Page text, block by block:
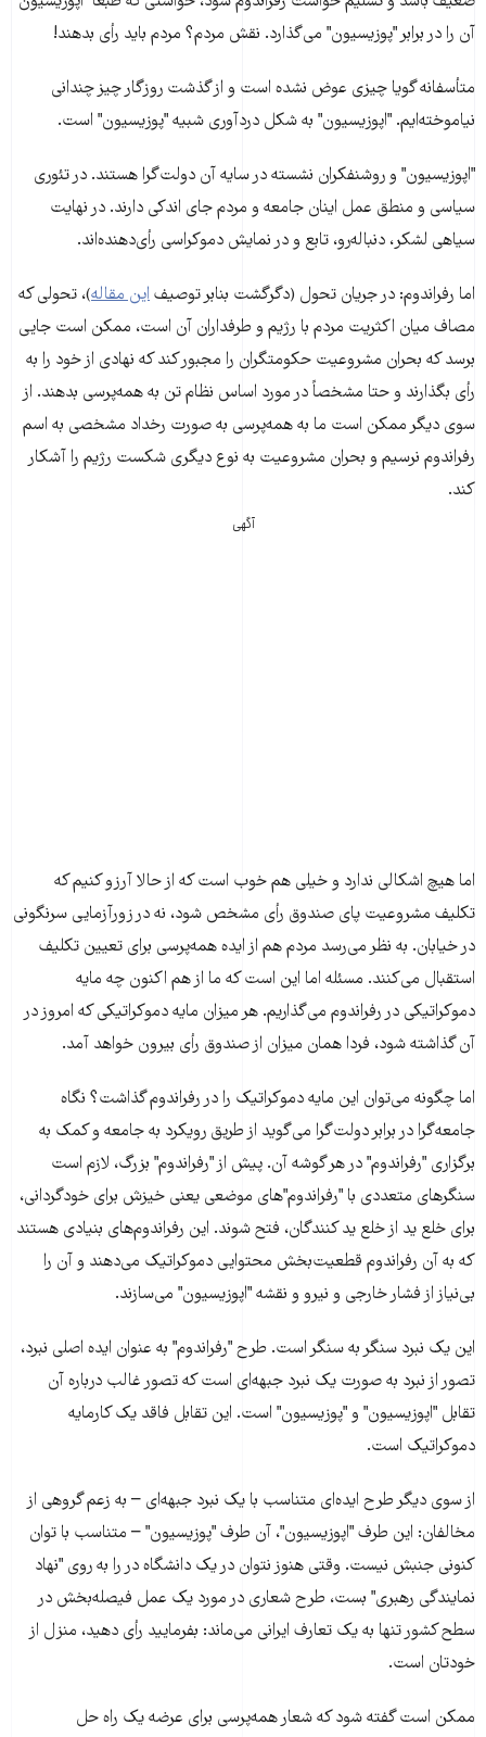
آن را در برابر "پوزیسیون" می‌گذارد. نقش مردم؟ مردم باید رأی بدهند!
متأسفانه گویا چیزی عوض نشده است و از گذشت روزگار چیز چندانی
نیاموخته‌ایم. "اپوزیسیون" به شکل دردآوری شبیه "پوزیسیون" است.
"اپوزیسیون" و روشنفکران نشسته در سایه آن دولت‌گرا هستند. در تئوری
سیاسی و منطق عمل اینان جامعه و مردم جای اندکی دارند. در نهایت
سیاهی لشکر، دنباله‌رو، تابع و در نمایش دموکراسی رأی‌دهنده‌اند.
اما رفراندوم: در جریان تحول (دگرگشت بنابر توصیفاین مقاله)، تحولی که
مصاف میان اکثریت مردم با رژیم و طرفداران آن است، ممکن است جایی
برسد که بحران مشروعیت حکومتگران را مجبور کند که نهادی از خود را به
رأی بگذارند و حتا مشخصاً در مورد اساس نظام تن به همه‌پرسی بدهند. از
سوی دیگر ممکن است ما به همه‌پرسی به صورت رخداد مشخصی به اسم
رفراندوم نرسیم و بحران مشروعیت به نوع دیگری شکست رژیم را آشکار
کند.
آگهی
اما هیچ اشکالی ندارد و خیلی هم خوب است که از حالا آرزو کنیم که
تکلیف مشروعیت پای صندوق رأی مشخص شود، نه در زورآزمایی سرنگونی
در خیابان. به نظر می‌رسد مردم هم از ایده همه‌پرسی برای تعیین تکلیف
استقبال می‌کنند. مسئله اما این است که ما از هم اکنون چه مایه
دموکراتیکی در رفراندوم می‌گذاریم. هر میزان مایه دموکراتیکی که امروز در
آن گذاشته شود، فردا همان میزان از صندوق رأی بیرون خواهد آمد.
اما چگونه می‌توان این مایه دموکراتیک را در رفراندوم گذاشت؟ نگاه
جامعه‌گرا در برابر دولت‌گرا می‌گوید از طریق رویکرد به جامعه و کمک به
برگزاری "رفراندوم" در هر گوشه آن. پیش از "رفراندوم" بزرگ، لازم است
سنگرهای متعددی با "رفراندوم"های موضعی یعنی خیزش برای خودگردانی،
برای خلع ید از خلع ید کنندگان، فتح شوند. این رفراندوم‌های بنیادی هستند
که به آن رفراندوم قطعیت‌بخش محتوایی دموکراتیک می‌دهند و آن را
بی‌نیاز از فشار خارجی و نیرو و نقشه "اپوزیسیون" می‌سازند.
این یک نبرد سنگر به سنگر است. طرح "رفراندوم" به عنوان ایده اصلی نبرد،
تصور از نبرد به صورت یک نبرد جبهه‌ای است که تصور غالب درباره آن
تقابل "اپوزیسیون" و "پوزیسیون" است. این تقابل فاقد یک کارمایه
دموکراتیک است.
از سوی دیگر طرح ایده‌ای متناسب با یک نبرد جبهه‌ای – به زعم گروهی از
مخالفان: این طرف "اپوزیسیون"، آن طرف "پوزیسیون" – متناسب با توان
کنونی جنبش نیست. وقتی هنوز نتوان در یک دانشگاه در را به روی "نهاد
نمایندگی رهبری" بست، طرح شعاری در مورد یک عمل فیصله‌بخش در
سطح کشور تنها به یک تعارف ایرانی می‌ماند: بفرمایید رأی دهید، منزل از
خودتان است.
ممکن است گفته شود که شعار همه‌پرسی برای عرضه یک راه حل